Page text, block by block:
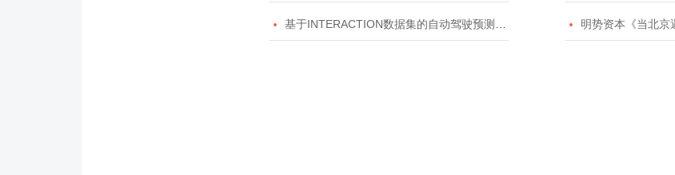
 基于INTERACTION数据集的自动驾驶预测模型挑战赛  明势资本《当北京遇上